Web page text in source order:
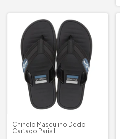
Chinelo Masculino Dedo
Cartago Paris II